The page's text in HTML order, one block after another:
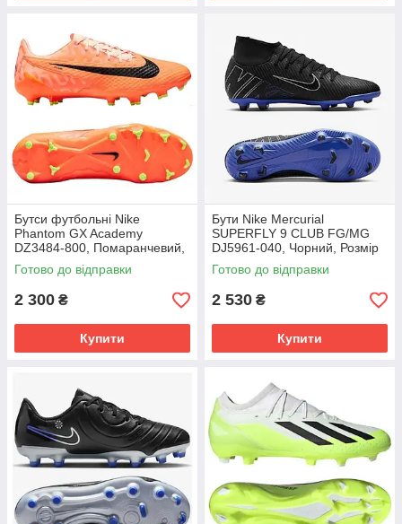
Бутси футбольні Nike
Phantom GX Academy
DZ3484-800, Помаранчевий,
Розмір (EU) - 39
Готово до відправки
2 300 ₴
Купити
Бути Nike Mercurial
SUPERFLY 9 CLUB FG/MG
DJ5961-040, Чорний, Розмір
(EU) - 42
Готово до відправки
2 530 ₴
Купити